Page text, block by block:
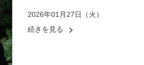
2026年01月27日（火）
続きを見る